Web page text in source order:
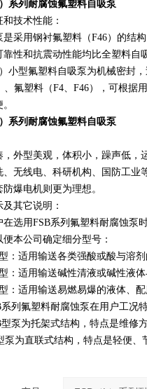
系列耐腐蚀氟塑料自吸泵
技术性能：
是采用钢衬氟塑料（F46）的结
靠性和抗震动性能均比全塑料自
小型氟塑料自吸泵为机械密封
、氟塑料（F4、F46），可根
系列耐腐蚀氟塑料自吸泵
，外型美观，体积小，躁声低，
、无线电、科研机构、国防工业
爆电机则更为理想。
其它说明：
在选用FSB系列氟塑料耐腐蚀泵
便本公司确定细分型号：
：适用输送各类强酸或酸与溶剂
：适用输送碱性清液或碱性液体
：适用输送易燃易爆的液体、配
系列氟塑料耐腐蚀泵在用户工况
泵为托架式结构，特点是维修方
泵为直联式结构，特点是轻便、